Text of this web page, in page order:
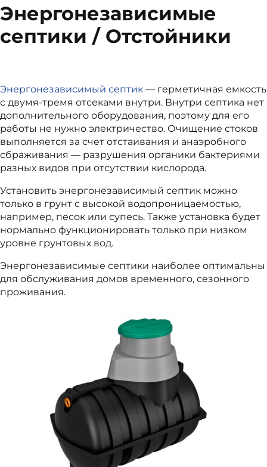
Энергонезависимые
септики / Отстойники
Энергонезависимый септик — герметичная емкость
с двумя-тремя отсеками внутри. Внутри септика нет
дополнительного оборудования, поэтому для его
работы не нужно электричество. Очищение стоков
выполняется за счет отстаивания и анаэробного
сбраживания — разрушения органики бактериями
разных видов при отсутствии кислорода.
Установить энергонезависимый септик можно
только в грунт с высокой водопроницаемостью,
например, песок или супесь. Также установка будет
нормально функционировать только при низком
уровне грунтовых вод.
Энергонезависимые септики наиболее оптимальны
для обслуживания домов временного, сезонного
проживания.